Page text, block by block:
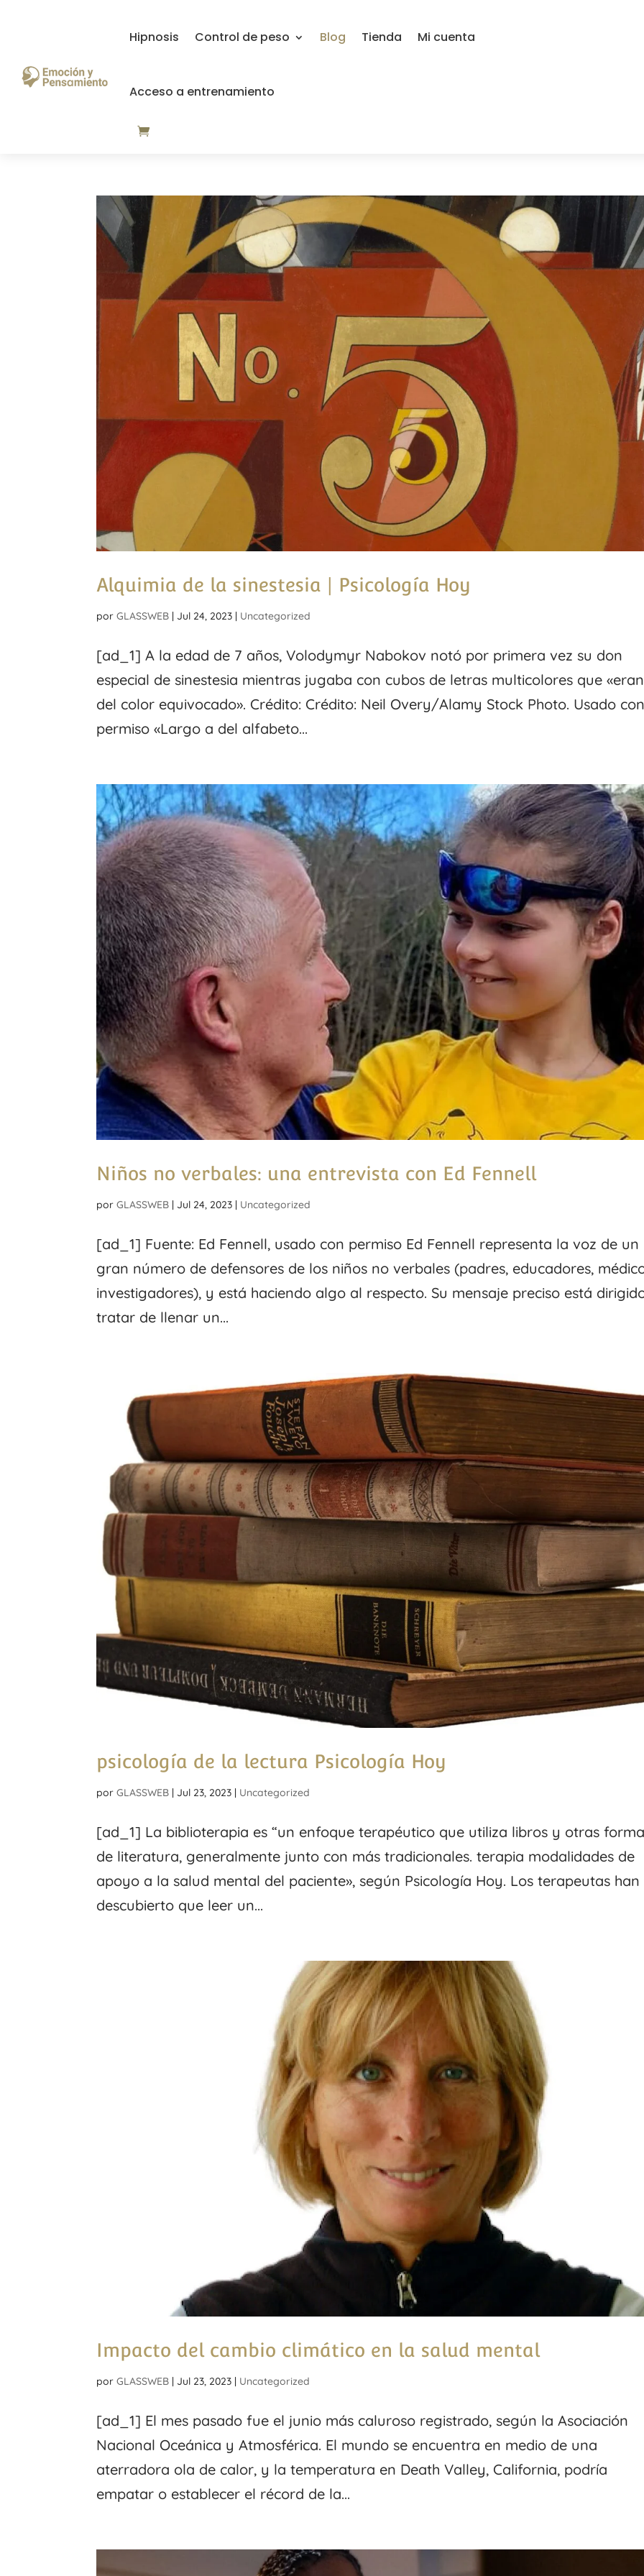
Hipnosis Control de peso Blog Tienda Mi cuenta
Acceso a entrenamiento
Alquimia de la sinestesia | Psicología Hoy
porGLASSWEB | Jul 24, 2023 | Uncategorized
[ad_1] A la edad de 7 años, Volodymyr Nabokov notó por primera vez su don
especial de sinestesia mientras jugaba con cubos de letras multicolores que «eran
del color equivocado». Crédito: Crédito: Neil Overy/Alamy Stock Photo. Usado
permiso «Largo a del alfabeto...
Niños no verbales: una entrevista con Ed Fennell
porGLASSWEB | Jul 24, 2023 | Uncategorized
[ad_1] Fuente: Ed Fennell, usado con permiso Ed Fennell representa la voz de un
gran número de defensores de los niños no verbales (padres, educadores,
investigadores), y está haciendo algo al respecto. Su mensaje preciso está
tratar de llenar un...
psicología de la lectura Psicología Hoy
porGLASSWEB | Jul 23, 2023 | Uncategorized
[ad_1] La biblioterapia es “un enfoque terapéutico que utiliza libros y otras
de literatura, generalmente junto con más tradicionales. terapia modalidades de
apoyo a la salud mental del paciente», según Psicología Hoy. Los terapeutas han
descubierto que leer un...
Impacto del cambio climático en la salud mental
porGLASSWEB | Jul 23, 2023 | Uncategorized
[ad_1] El mes pasado fue el junio más caluroso registrado, según la Asociación
Nacional Oceánica y Atmosférica. El mundo se encuentra en medio de una
aterradora ola de calor, y la temperatura en Death Valley, California, podría
empatar o establecer el récord de la...